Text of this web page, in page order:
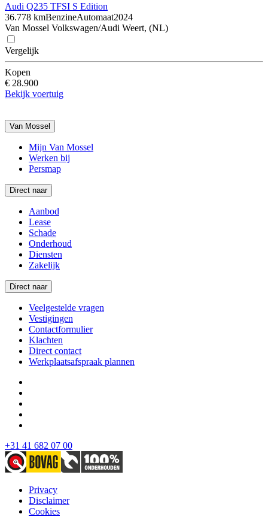
Audi Q235 TFSI S Edition
36.778 kmBenzineAutomaat2024
Van Mossel Volkswagen/Audi Weert, (NL)
Vergelijk
Kopen
€ 28.900
Bekijk voertuig
Van Mossel
Mijn Van Mossel
Werken bij
Persmap
Direct naar
Aanbod
Lease
Schade
Onderhoud
Diensten
Zakelijk
Direct naar
Veelgestelde vragen
Vestigingen
Contactformulier
Klachten
Direct contact
Werkplaatsafspraak plannen
+31 41 682 07 00
Privacy
Disclaimer
Cookies